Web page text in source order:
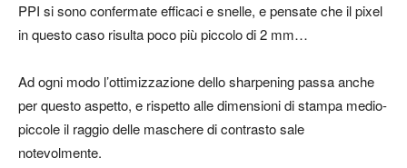
PPI si sono confermate efficaci e snelle, e pensate che il pixel
in questo caso risulta poco più piccolo di 2 mm…
Ad ogni modo l’ottimizzazione dello sharpening passa anche
per questo aspetto, e rispetto alle dimensioni di stampa medio-
piccole il raggio delle maschere di contrasto sale
notevolmente.